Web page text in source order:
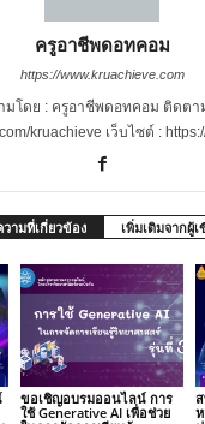
ครูอาชีพดอทคอม
https://www.kruachieve.com
มโดย : ครูอาชีพดอทคอม ติดตา
kruachieve เว็บไซต์ :
ามที่เกี่ยวข้อง เพิ่มเติมจากผู้
ขอเชิญอบรมออนไลน์ การ
ใช้ Generative AI เพื่อช่วย